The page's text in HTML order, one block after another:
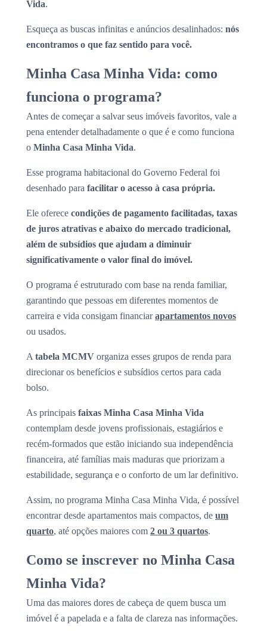
Vida.
Esqueça as buscas infinitas e anúncios desalinhados: nós
encontramos o que faz sentido para você.
Minha Casa Minha Vida: como
funciona o programa?
Antes de começar a salvar seus imóveis favoritos, vale a
pena entender detalhadamente o que é e como funciona
o Minha Casa Minha Vida.
Esse programa habitacional do Governo Federal foi
desenhado para facilitar o acesso à casa própria.
Ele oferece condições de pagamento facilitadas, taxas
de juros atrativas e abaixo do mercado tradicional,
além de subsídios que ajudam a diminuir
significativamente o valor final do imóvel.
O programa é estruturado com base na renda familiar,
garantindo que pessoas em diferentes momentos de
carreira e vida consigam financiarapartamentos novos
ou usados.
A tabela MCMV organiza esses grupos de renda para
direcionar os benefícios e subsídios certos para cada
bolso.
As principais faixas Minha Casa Minha Vida
contemplam desde jovens profissionais, estagiários e
recém-formados que estão iniciando sua independência
financeira, até famílias mais maduras que priorizam a
estabilidade, segurança e o conforto de um lar definitivo.
Assim, no programa Minha Casa Minha Vida, é possível
encontrar desde apartamentos mais compactos, de um
quarto, até opções maiores com 2 ou 3 quartos.
Como se inscrever no Minha Casa
Minha Vida?
Uma das maiores dores de cabeça de quem busca um
imóvel é a papelada e a falta de clareza nas informações.